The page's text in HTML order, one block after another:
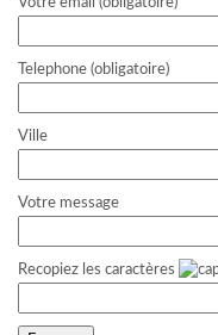
Telephone (obligatoire)
Ville
Votre message
Recopiez les caractères